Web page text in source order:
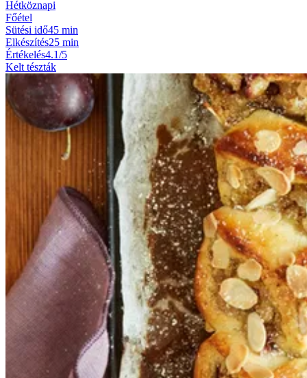
Hétköznapi
Főétel
Sütési idő45 min
Elkészítés25 min
Értékelés4.1/5
Kelt tészták